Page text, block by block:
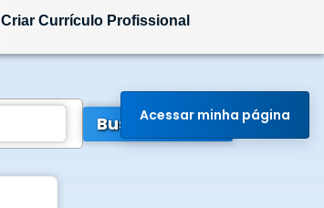
Criar Currículo Profissional
Buscar Vagas
Acessar minha página